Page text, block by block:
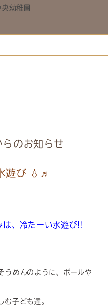
らのお知らせ
遊び 💧♬
は、冷たーい水遊び!!
うめんのように、ボールや
む子ども達。